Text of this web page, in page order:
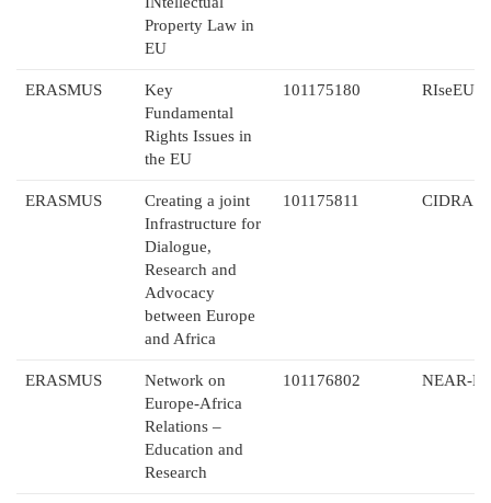
Property Law in
EU
ERASMUS
Key
Fundamental
Rights Issues in
the EU
101175180 RIseEU
ERASMUS
Creating a joint
Infrastructure for
Dialogue,
Research and
Advocacy
between Europe
and Africa
101175811 CIDRA
ERASMUS
Network on
Europe-Africa
Relations –
Education and
Research
101176802 NEAR-